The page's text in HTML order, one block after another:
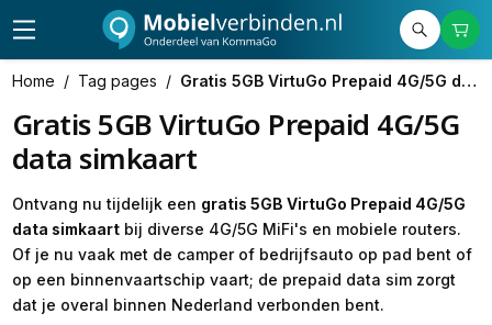
Home / Tag pages / Gratis 5GB VirtuGo Prepaid 4G/5G data simkaart
Gratis 5GB VirtuGo Prepaid 4G/5G
data simkaart
Ontvang nu tijdelijk een gratis 5GB VirtuGo Prepaid 4G/5G
data simkaartbij diverse 4G/5G MiFi's en mobiele routers.
Of je nu vaak met de camper of bedrijfsauto op pad bent of
op een binnenvaartschip vaart; de prepaid data sim zorgt
dat je overal binnen Nederland verbonden bent.